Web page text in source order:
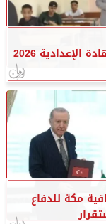
2026
مكة للدفاع